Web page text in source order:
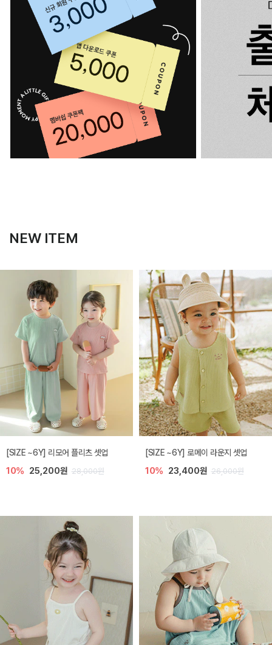
NEW ITEM
[SIZE ~6Y] 리모어 플리츠 셋업
10% 25,200원 28,000원
[SIZE ~6Y] 로메이 라운지 셋업
10% 23,400원 26,000원